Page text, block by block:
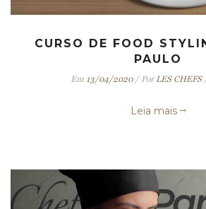
CURSO DE FOOD
PAULO
Em 13/04/2020/ PorLES CHEFS
Leia mais